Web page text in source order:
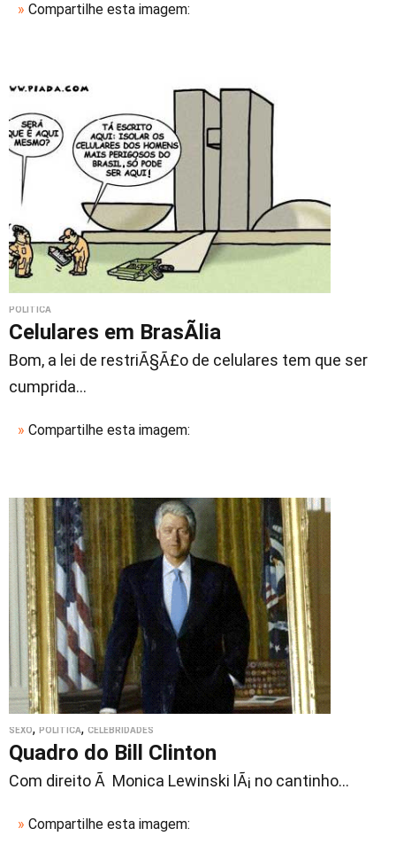
» Compartilhe esta imagem:
POLÍTICA
Celulares em BrasÃ­lia
Bom, a lei de restriÃ§Ã£o de celulares tem que ser
cumprida...
» Compartilhe esta imagem:
SEXO, POLÍTICA, CELEBRIDADES
Quadro do Bill Clinton
Com direito Ã Monica Lewinski lÃ¡ no cantinho...
» Compartilhe esta imagem: